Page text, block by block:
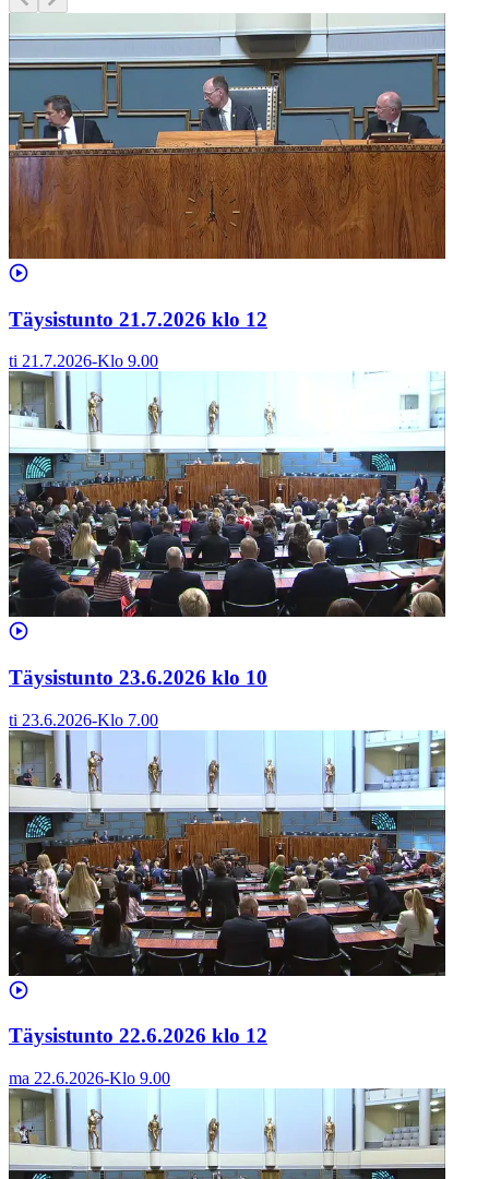
Täysistunto 21.7.2026 klo 12
ti 21.7.2026-Klo 9.00
Täysistunto 23.6.2026 klo 10
ti 23.6.2026-Klo 7.00
Täysistunto 22.6.2026 klo 12
ma 22.6.2026-Klo 9.00